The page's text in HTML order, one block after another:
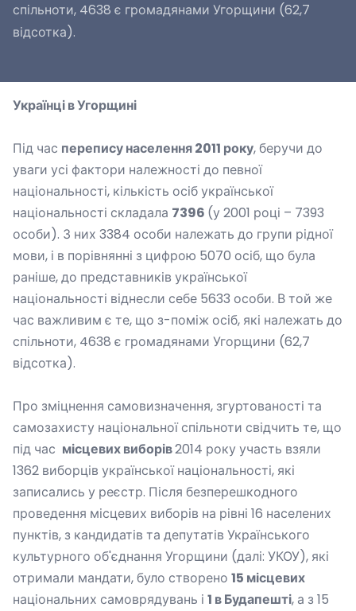
спільноти, 4638 є громадянами Угорщини (62,7
відсотка).
Українці в Угорщині
Під час перепису населення 2011 року, беручи до
уваги усі фактори належності до певної
національності, кількість осіб української
національності складала 7396 (у 2001 році – 7393
особи). З них 3384 особи належать до групи рідної
мови, і в порівнянні з цифрою 5070 осіб, що була
раніше, до представників української
національності віднесли себе 5633 особи. В той же
час важливим є те, що з-поміж осіб, які належать до
спільноти, 4638 є громадянами Угорщини (62,7
відсотка).
Про зміцнення самовизначення, згуртованості та
самозахисту національної спільноти свідчить те, що
під час місцевих виборів2014 року участь взяли
1362 виборців української національності, які
записались у реєстр. Після безперешкодного
проведення місцевих виборів на рівні 16 населених
пунктів, з кандидатів та депутатів Українського
культурного об'єднання Угорщини (далі: УКОУ), які
отримали мандати, було створено 15 місцевих
національних самоврядувань і 1 в Будапешті, а з 15